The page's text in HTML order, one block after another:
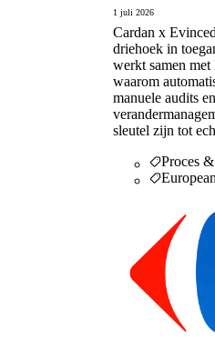
1 juli 2026
Cardan x
driehoek in
werkt samen
waarom
manuele audits en
sleutel zijn tot
Proces